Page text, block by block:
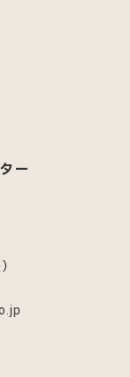
ー